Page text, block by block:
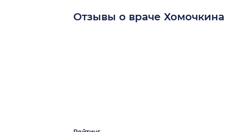
Отзывы о враче Хомочкина